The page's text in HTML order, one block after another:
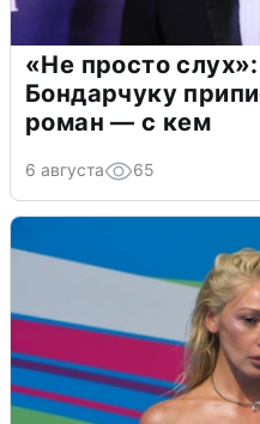
«Не просто
Бондарчуку
роман — с кем
6 августа 65